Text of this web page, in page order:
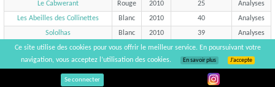
Le Cabwerant
Rouge 2010 25
Analyses
Les Abeilles des Collinettes
Blanc 2010 40
Analyses
Sololhas
Blanc 2010 39 Analyses
Touver un gîte à proximité (moins de 50km)
Non du gîte Adresse
Se connecter
Ce site utilise des cookies pour vous offrir le meilleur service. En poursuivant votre
navigation, vous acceptez l’utilisation des cookies.
En savoir plus J’accepte